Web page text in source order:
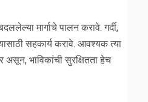
मार्गाचे पालन करावे. गर्दी,
सहकार्य करावे. आवश्यक त्या
असून, भाविकांची सुरक्षितता हेच